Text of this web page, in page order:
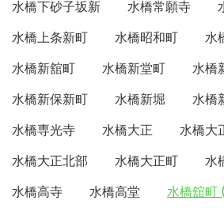
水橋下砂子坂新
水橋常願寺
水橋上条新町
水橋昭和町
水
水橋新舘町
水橋新堂町
水橋
水橋新保新町
水橋新堀
水橋
水橋専光寺
水橋大正
水橋大
水橋大正北部
水橋大正町
水
水橋高寺
水橋高堂
水橋舘町